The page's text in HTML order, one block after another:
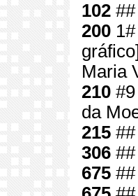
102 ##
200 1#
gráfico]
Maria
210 #9
da
215 ##
306 ##
675 ##